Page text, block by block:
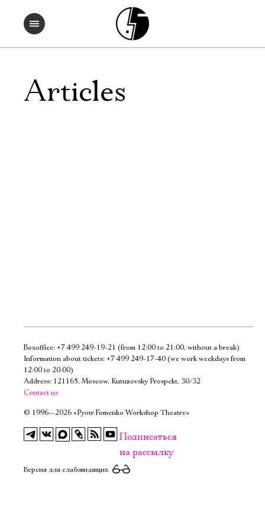
Articles
Boxoffice: +7 499 249-19-21 (from 12:00 to 21:00, without a break)
Information about tickets: +7 499 249-17-40 (we work weekdays from
12:00 to 20:00)
Address: 121165, Moscow, Kutuzovsky Prospekt, 30/32
Contact us
© 1996—2026 «Pyotr Fomenko Workshop Theatre»
Подписаться
на рассылку
Версия для слабовидящих
Электропочта
Ознакомиться